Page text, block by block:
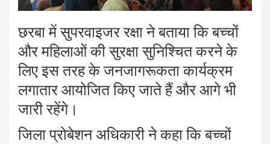
छरबा में सुपरवाइजर रक्षा ने बताया कि बच्चों
और महिलाओं की सुरक्षा सुनिश्चित करने के
लिए इस तरह के जनजागरूकता कार्यक्रम
लगातार आयोजित किए जाते हैं और आगे भी
जारी रहेंगे।
जिला प्रोबेशन अधिकारी ने कहा कि बच्चों